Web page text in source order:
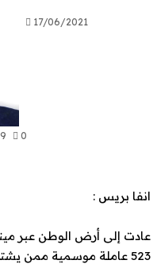
17/06/2021
159
بريس :
إلى أرض الوطن عبر
523 عاملة موسمية ممن